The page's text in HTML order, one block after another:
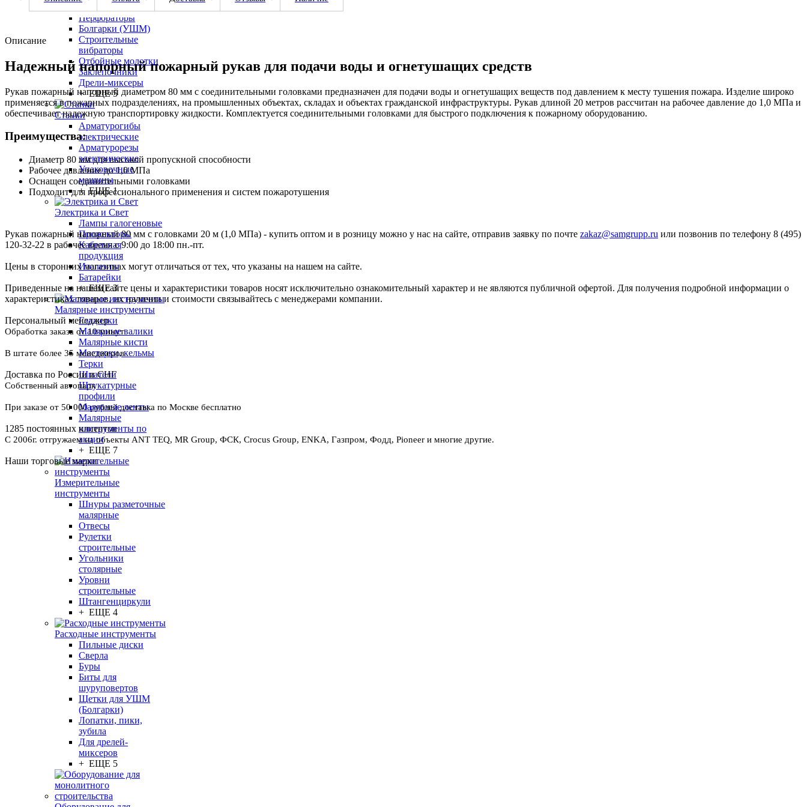
Перфораторы
Болгарки (УШМ)
Строительные
вибраторы
Отбойные молотки
Заклепочники
Дрели-миксеры
+ ЕЩЕ 5
Станки
Арматурогибы
электрические
Арматурорезы
электрические
Упаковочные
машины
+ ЕЩЕ 1
Электрика и Свет
Лампы галогеновые
Прожекторы
Кабельная
продукция
Изоленты
Батарейки
+ ЕЩЕ 3
Малярные инструменты
Гладилки
Малярные валики
Малярные кисти
Мастерки, кельмы
Терки
Шпатели
Штукатурные
профили
Малярные ленты
Малярные
инструменты по
акции
+ ЕЩЕ 7
Измерительные
инструменты
Шнуры разметочные
малярные
Отвесы
Рулетки
строительные
Угольники
столярные
Уровни
строительные
Штангенциркули
+ ЕЩЕ 4
Расходные инструменты
Пильные диски
Сверла
Буры
Биты для
шуруповертов
Щетки для УШМ
(Болгарки)
Лопатки, пики,
зубила
Для дрелей-
миксеров
+ ЕЩЕ 5
Описание
Надежный напорный пожарный рукав для подачи воды и огнетушащих средств
Рукав пожарный напорный диаметром 80 мм с соединительными головками предназначен для подачи воды и огнетушащих веществ под давлением к месту тушения пожара. Изделие широко
применяется в пожарных подразделениях, на промышленных объектах, складах и объектах гражданской инфраструктуры. Рукав длиной 20 метров рассчитан на рабочее давление до 1,0 МПа и
обеспечивает надежную транспортировку жидкости. Комплектуется соединительными головками для быстрого подключения к пожарному оборудованию.
Преимущества:
Диаметр 80 мм для высокой пропускной способности
Рабочее давление до 1,0 МПа
Оснащен соединительными головками
Подходит для профессионального применения и систем пожаротушения
Рукав пожарный напорный 80 мм с головками 20 м (1,0 МПа) - купить оптом и в розницу можно у нас на сайте, отправив заявку по почте zakaz@samgrupp.ru или позвонив по телефону 8 (495)
120-32-22 в рабочее время с 9:00 до 18:00 пн.-пт.
Цены в сторонних магазинах могут отличаться от тех, что указаны на нашем на сайте.
Приведенные на нашем сайте цены и характеристики товаров носят исключительно ознакомительный характер и не являются публичной офертой. Для получения подробной информации о
характеристиках товаров, их наличии и стоимости связывайтесь с менеджерами компании.
Персональный менеджер
Обработка заказа от 10 минут
В штате более 35 менеджеров
Доставка по России и СНГ
Собственный автопарк
При заказе от 50 000 рублей доставка по Москве бесплатно
1285 постоянных клиентов
С 2006г. отгружаем на объекты ANT TEQ, MR Group, ФСК, Crocus Group, ENKA, Газпром, Фодд, Pioneer и многие другие.
Наши торговые марки